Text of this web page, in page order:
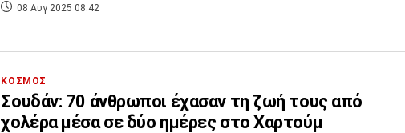
08 Αυγ 2025 08:42
ΚΟΣΜΟΣ
Σουδάν: 70 άνθρωποι έχασαν τη ζωή τους από
χολέρα μέσα σε δύο ημέρες στο Χαρτούμ